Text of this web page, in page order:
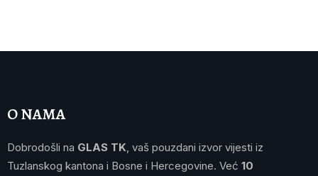
O NAMA
Dobrodošli na GLAS TK , vaš pouzdani izvor vijesti iz
Tuzlanskog kantona i Bosne i Hercegovine. Već 10